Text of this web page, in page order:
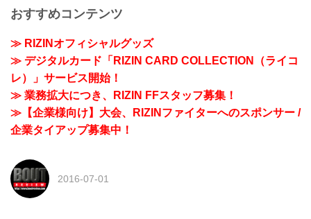
おすすめコンテンツ
≫ RIZINオフィシャルグッズ
≫ デジタルカード「RIZIN CARD COLLECTION（ライコ
レ）」サービス開始！
≫ 業務拡大につき、RIZIN FFスタッフ募集！
≫【企業様向け】大会、RIZINファイターへのスポンサー /
企業タイアップ募集中！
2016-07-01